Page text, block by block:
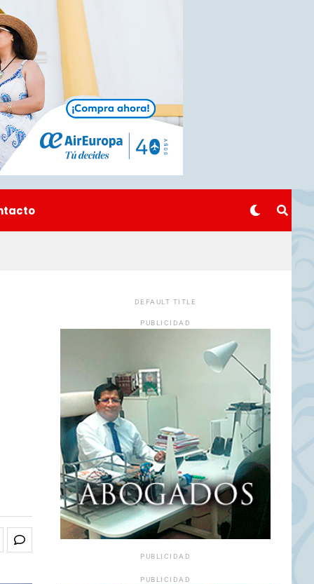
DEFAULT TITLE
PUBLICIDAD
PUBLICIDAD
PUBLICIDAD